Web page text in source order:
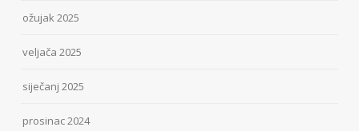
ožujak 2025
veljača 2025
siječanj 2025
prosinac 2024